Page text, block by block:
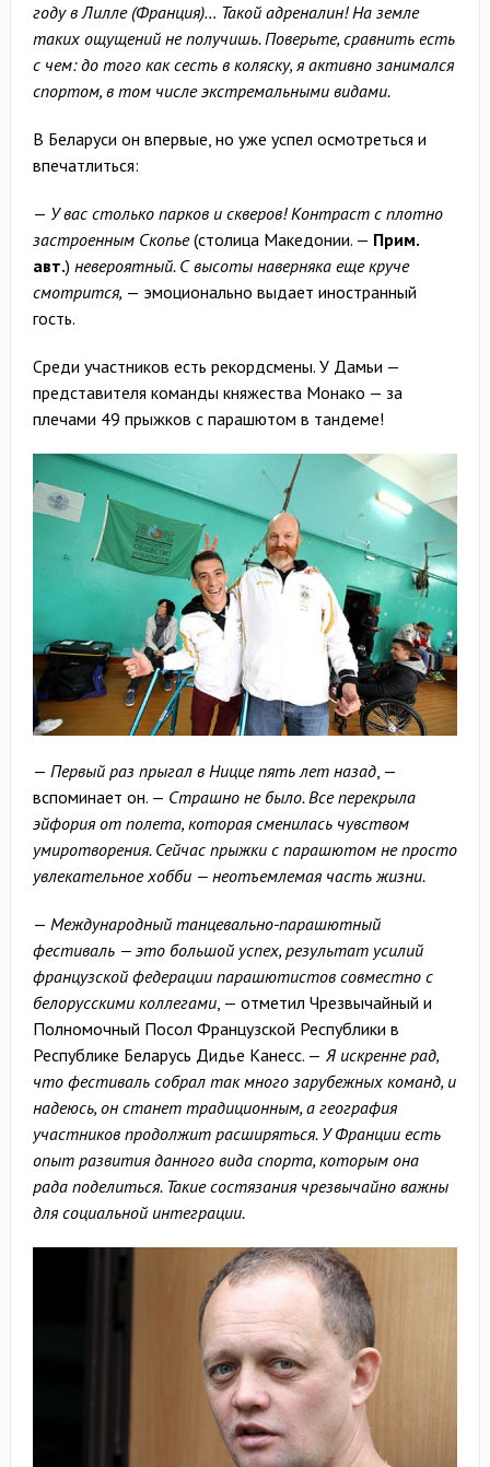
году в Лилле (Франция)… Такой адреналин! На земле
таких ощущений не получишь. Поверьте, сравнить есть
с чем: до того как сесть в коляску, я активно занимался
спортом, в том числе экстремальными видами.
В Беларуси он впервые, но уже успел осмотреться и
впечатлиться:
— У вас столько парков и скверов! Контраст с плотно
застроенным Скопье(столица Македонии. — Прим.
авт.) невероятный. С высоты наверняка еще круче
смотрится, — эмоционально выдает иностранный
гость.
Среди участников есть рекордсмены. У Дамьи —
представителя команды княжества Монако — за
плечами 49 прыжков с парашютом в тандеме!
— Первый раз прыгал в Ницце пять лет назад, —
вспоминает он. — Страшно не было. Все перекрыла
эйфория от полета, которая сменилась чувством
умиротворения. Сейчас прыжки с парашютом не просто
увлекательное хобби — неотъемлемая часть жизни.
— Международный танцевально-парашютный
фестиваль — это большой успех, результат усилий
французской федерации парашютистов совместно с
белорусскими коллегами, — отметил Чрезвычайный и
Полномочный Посол Французской Республики в
Республике Беларусь Дидье Канесс. — Я искренне рад,
что фестиваль собрал так много зарубежных команд, и
надеюсь, он станет традиционным, а география
участников продолжит расширяться. У Франции есть
опыт развития данного вида спорта, которым она
рада поделиться. Такие состязания чрезвычайно важны
для социальной интеграции.